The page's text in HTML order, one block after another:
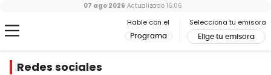
Hable con el
Programa
Selecciona tu emisora
Elige tu emisora
07 ago 2026 Actualizado 16:06
Redes sociales